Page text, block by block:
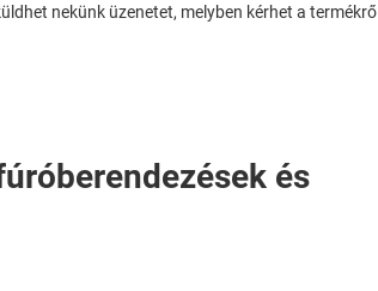
nekünk üzenetet, melyben kérhet a termékről
és